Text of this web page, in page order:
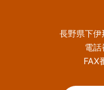
長野県下
電